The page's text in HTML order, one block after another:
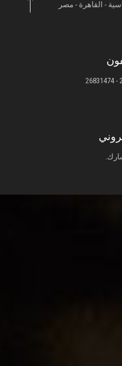
- القاهرة - مصر